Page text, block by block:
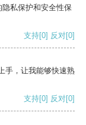
私保护和安全性保
支持[0] 反对[0]
手，让我能够快速熟
支持[0] 反对[0]